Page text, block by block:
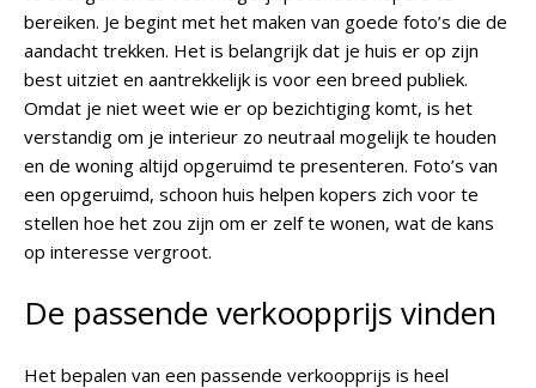
bereiken. Je begint met het maken van goede foto’s die de
aandacht trekken. Het is belangrijk dat je huis er op zijn
best uitziet en aantrekkelijk is voor een breed publiek.
Omdat je niet weet wie er op bezichtiging komt, is het
verstandig om je interieur zo neutraal mogelijk te houden
en de woning altijd opgeruimd te presenteren. Foto’s van
een opgeruimd, schoon huis helpen kopers zich voor te
stellen hoe het zou zijn om er zelf te wonen, wat de kans
op interesse vergroot.
De passende verkoopprijs vinden
Het bepalen van een passende verkoopprijs is heel